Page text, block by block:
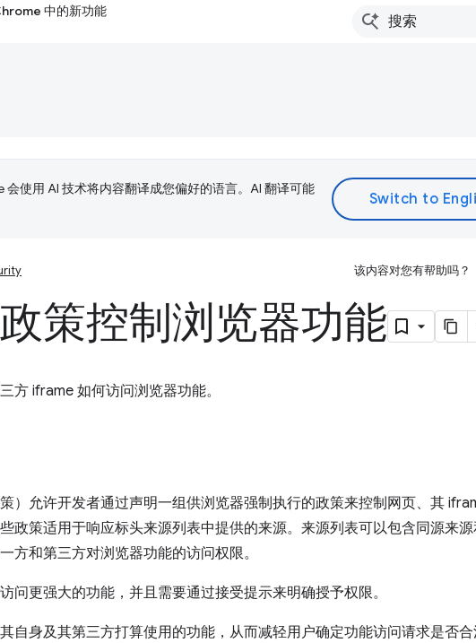
中的新功能
会使用 AI 技术将内容翻译成您偏好的语言。AI 翻译可能
该内容对您有帮助吗？
策控制浏览器功能
方 iframe 如何访问浏览器功能。
）允许开发者通过声明一组供浏览器强制执行的政策来控制网页、其
政策适用于响应标头来源列表中提供的来源。来源列表可以包含同源来
方和第三方对浏览器功能的访问权限。
问更强大的功能，并且需要通过接受提示来明确授予权限。
自身及其第三方打算使用的功能，从而减轻用户确定功能访问请求是否